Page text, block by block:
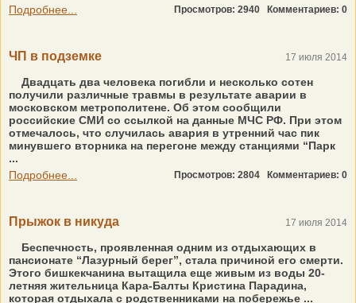
Подробнее...
Просмотров: 2940 Комментариев: 0
ЧП в подземке 17 июля 2014
Двадцать два человека погибли и несколько сотен
получили различные травмы в результате аварии в
московском метрополитене. Об этом сообщили
российские СМИ со ссылкой на данные МЧС РФ. При этом
отмечалось, что случилась авария в утренний час пик
минувшего вторника на перегоне между станциями “Парк
...
Подробнее...
Просмотров: 2804 Комментариев: 0
Прыжок в никуда 17 июля 2014
Беспечность, проявленная одним из отдыхающих в
пансионате “Лазурный берег”, стала причиной его смерти.
Этого бишкекчанина вытащила еще живым из воды 20-
летняя жительница Кара-Балты Кристина Парадина,
которая отдыхала с родственниками на побережье ...